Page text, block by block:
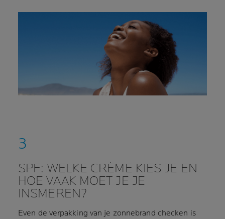
SPF: WELKE CRÈME KIES JE EN
HOE VAAK MOET JE JE
INSMEREN?
Even de verpakking van je zonnebrand checken is